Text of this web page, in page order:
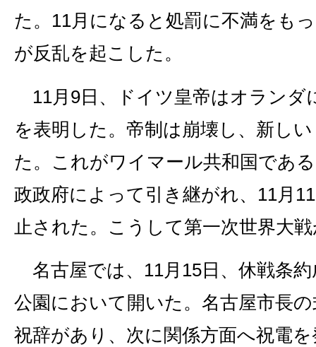
た。11月になると処罰に不満をも
が反乱を起こした。
11月9日、ドイツ皇帝はオランダ
を表明した。帝制は崩壊し、新し
た。これがワイマール共和国であ
政政府によって引き継がれ、11月
止された。こうして第一次世界大
名古屋では、11月15日、休戦条
公園において開いた。名古屋市長
祝辞があり、次に関係方面へ祝電